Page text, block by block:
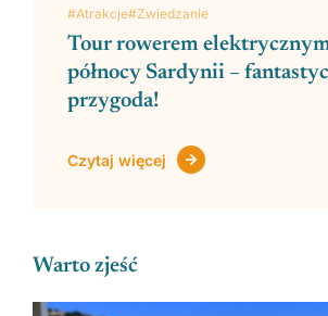
#Atrakcje#Zwiedzanie
Tour rowerem
północy Sardynii –
przygoda!
Czytaj więcej
Warto zjeść